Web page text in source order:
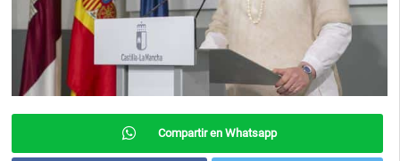
Compartir en Whatsapp